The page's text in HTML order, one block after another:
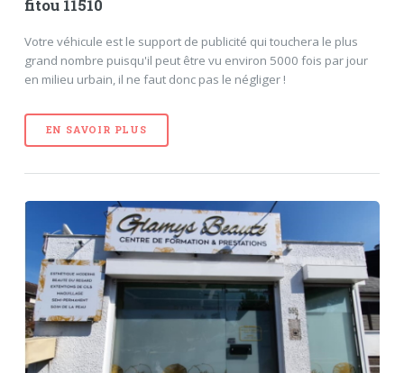
fitou 11510
Votre véhicule est le support de publicité qui touchera le plus
grand nombre puisqu'il peut être vu environ 5000 fois par jour
en milieu urbain, il ne faut donc pas le négliger !
EN SAVOIR PLUS